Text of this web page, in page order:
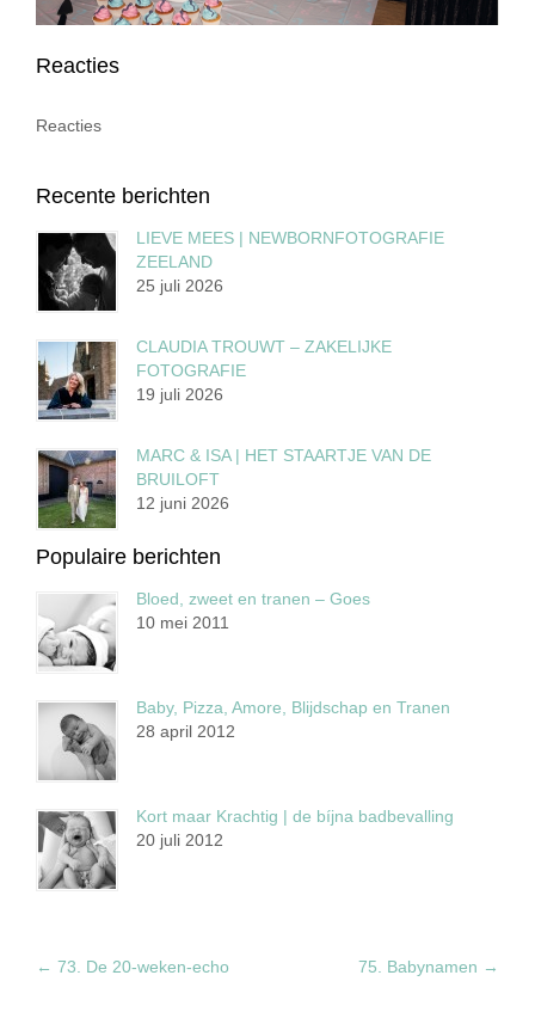
Reacties
Reacties
Recente berichten
LIEVE MEES | NEWBORNFOTOGRAFIE
ZEELAND
25 juli 2026
CLAUDIA TROUWT – ZAKELIJKE
FOTOGRAFIE
19 juli 2026
MARC & ISA | HET STAARTJE VAN DE
BRUILOFT
12 juni 2026
Populaire berichten
Bloed, zweet en tranen – Goes
10 mei 2011
Baby, Pizza, Amore, Blijdschap en Tranen
28 april 2012
Kort maar Krachtig | de bíjna badbevalling
20 juli 2012
← 73. De 20-weken-echo 75. Babynamen →